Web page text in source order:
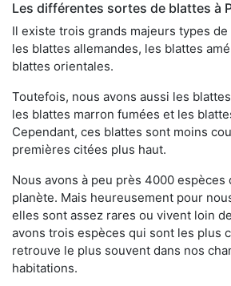
Les différentes sortes de blattes à
Il existe trois grands majeurs types
les blattes allemandes, les blattes
blattes orientales.
Toutefois, nous avons aussi les
les blattes marron fumées et les
Cependant, ces blattes sont moins
premières citées plus haut.
Nous avons à peu près 4000 espèces
planète. Mais heureusement pour
elles sont assez rares ou vivent loin
avons trois espèces qui sont les plus
retrouve le plus souvent dans nos
habitations.